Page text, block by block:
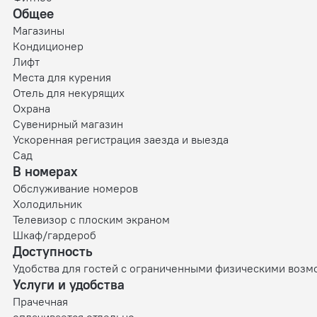
Общее
Магазины
Кондиционер
Лифт
Места для курения
Отель для некурящих
Охрана
Сувенирный магазин
Ускоренная регистрация заезда и выезда
Сад
В номерах
Обслуживание номеров
Холодильник
Телевизор с плоским экраном
Шкаф/гардероб
Доступность
Удобства для гостей с ограниченными физическими
Услуги и удобства
Прачечная